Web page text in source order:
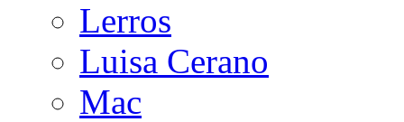
Lerros
Luisa Cerano
Mac